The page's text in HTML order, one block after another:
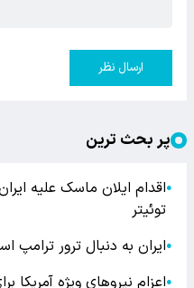
ارسال نظر
پر بحث ترین
●اقدام ایلان ماسک علیه
توئیتر
●ایران به دنبال ترور ترامپ
●اعزام نیروهای ویژه